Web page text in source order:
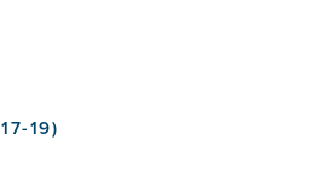
19)